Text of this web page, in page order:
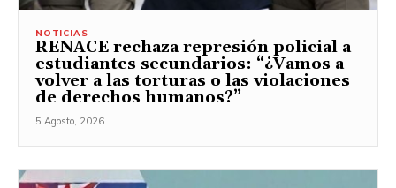
NOTICIAS
RENACE rechaza represión policial a
estudiantes secundarios: “¿Vamos a
volver a las torturas o las violaciones
de derechos humanos?”
5 Agosto, 2026